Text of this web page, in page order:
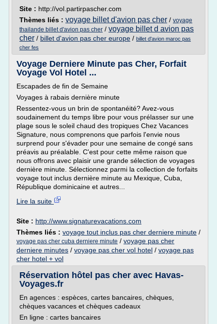
Site : http://vol.partirpascher.com
Thèmes liés : voyage billet d'avion pas cher / voyage
thailande billet d'avion pas cher / voyage billet d avion pas
cher / billet d'avion pas cher europe / billet d'avion maroc pas
cher fes
Voyage Derniere Minute pas Cher, Forfait
Voyage Vol Hotel ...
Escapades de fin de Semaine
Voyages à rabais dernière minute
Ressentez-vous un brin de spontanéité? Avez-vous
soudainement du temps libre pour vous prélasser sur une
plage sous le soleil chaud des tropiques Chez Vacances
Signature, nous comprenons que parfois l'envie nous
surprend pour s'évader pour une semaine de congé sans
préavis au préalable. C'est pour cette même raison que
nous offrons avec plaisir une grande sélection de voyages
dernière minute. Sélectionnez parmi la collection de forfaits
voyage tout inclus dernière minute au Mexique, Cuba,
République dominicaine et autres...
Lire la suite
Site : http://www.signaturevacations.com
Thèmes liés : voyage tout inclus pas cher derniere minute /
voyage pas cher cuba derniere minute / voyage pas cher
derniere minutes / voyage pas cher vol hotel / voyage pas
cher hotel + vol
Réservation hôtel pas cher avec Havas-
Voyages.fr
En agences : espèces, cartes bancaires, chèques,
chèques vacances et chèques cadeaux
En ligne : cartes bancaires